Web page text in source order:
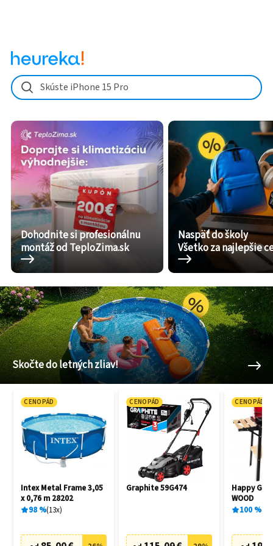
Skúste iPhone 15 Pro
Dohodnite si profesionálnu
montáž od TeploZima.sk
Naspäť do školy
Všetko za najlepšie
Skočte do letných zliav!
CENOPÁD
Intex Metal Frame 3,05
x 0,76 m 28202
98% 13x
CENOPÁD
Graphite 59G474
CENOPÁD
Happy
WOOD
100%